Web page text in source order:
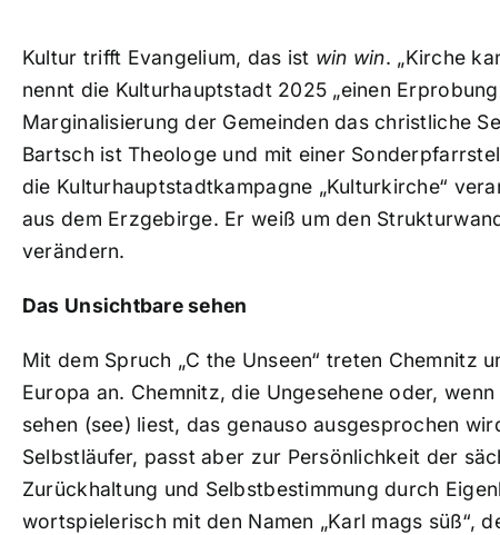
Kultur trifft Evangelium, das ist win win. „Kirche
nennt die Kulturhauptstadt 2025 „einen
Marginalisierung der Gemeinden das christliche
Bartsch ist Theologe und mit einer
die Kulturhauptstadtkampagne „Kulturkirche“
aus dem Erzgebirge. Er weiß um den
verändern.
Das Unsichtbare sehen
Mit dem Spruch „C the Unseen“ treten Chemnitz
Europa an. Chemnitz, die Ungesehene oder,
sehen (see) liest, das genauso ausgesprochen
Selbstläufer, passt aber zur Persönlichkeit der
Zurückhaltung und Selbstbestimmung durch
wortspielerisch mit den Namen „Karl mags süß“,